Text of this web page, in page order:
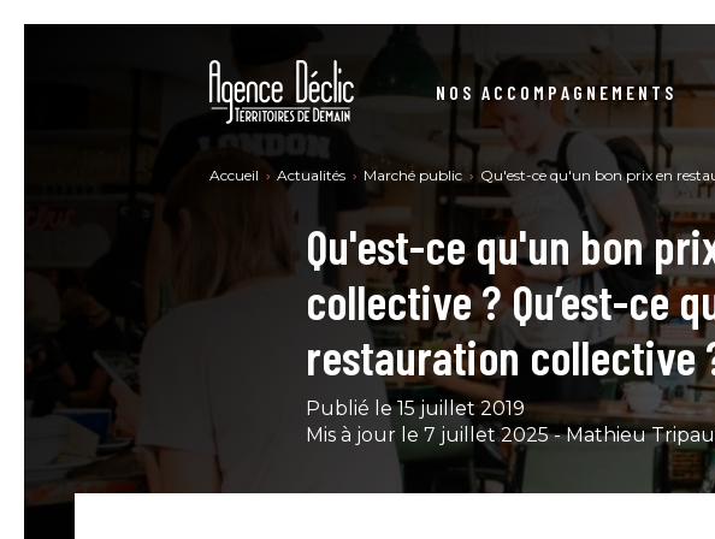
NOS ACCOMPAGNEMENTS
STRUCTURER VOS DÉMARCHES RSE
SE CONFORMER À LA DIRECTIVE CSRD
CONSTRUIRE VOTRE STRATÉGIE BAS-CARBONE
DEVENIR UNE ENTREPRISE À MISSION
SE FORMER RSE - MARCHÉ PUBLIC
ACHATS PUBLICS – ACHATS RESPONSABLES
NOTRE RAISON D’ÊTRE
NOTRE DÉMARCHE RSE
NOS RÉFÉRENCES CLIENTS
NOTRE ÉQUIPE
NOUS REJOINDRE
Accueil Actualités Marché public Qu'est-ce qu'un bon prix en
Qu'est-ce qu'un bon
collective ? Qu’est-ce
restauration collective ?
Publié le 15 juillet 2019
Mis à jour le 7 juillet 2025 - Mathieu